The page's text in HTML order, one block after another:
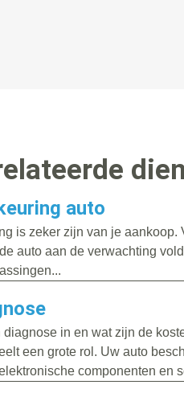
auto
is zeker zijn van je aankoop.
auto aan de verwachting
diagnose in en wat zijn de
een grote rol. Uw auto
componenten en